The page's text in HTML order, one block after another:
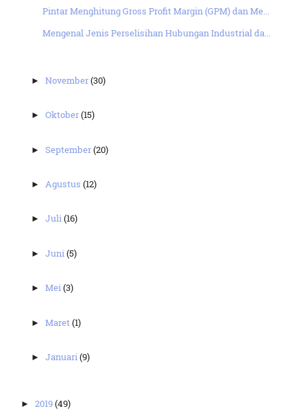
Pintar Menghitung Gross Profit Margin (GPM) dan Me...
Mengenal Jenis Perselisihan Hubungan Industrial da...
►November(30)
►Oktober(15)
►September(20)
►Agustus(12)
►Juli(16)
►Juni(5)
►Mei(3)
►Maret(1)
►Januari(9)
► 2019(49)